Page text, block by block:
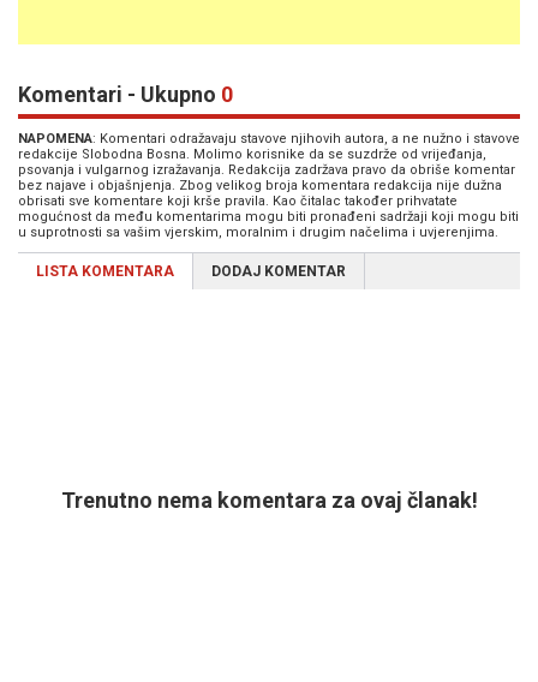
Komentari - Ukupno 0
NAPOMENA: Komentari odražavaju stavove njihovih autora, a ne nužno i stavove
redakcije Slobodna Bosna. Molimo korisnike da se suzdrže od vrijeđanja,
psovanja i vulgarnog izražavanja. Redakcija zadržava pravo da obriše komentar
bez najave i objašnjenja. Zbog velikog broja komentara redakcija nije dužna
obrisati sve komentare koji krše pravila. Kao čitalac također prihvatate
mogućnost da među komentarima mogu biti pronađeni sadržaji koji mogu biti
u suprotnosti sa vašim vjerskim, moralnim i drugim načelima i uvjerenjima.
LISTA KOMENTARA DODAJ KOMENTAR
Trenutno nema komentara za ovaj članak!